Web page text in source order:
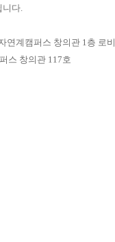
니다.
연계캠퍼스 창의관 1 층 로비
스 창의관 117호